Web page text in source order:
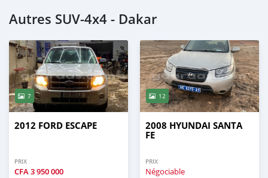
Autres SUV‒4x4 - Dakar
7
2012 FORD ESCAPE
PRIX
CFA3 950 000
12
2008 HYUNDAI SANTA
FE
PRIX
Négociable